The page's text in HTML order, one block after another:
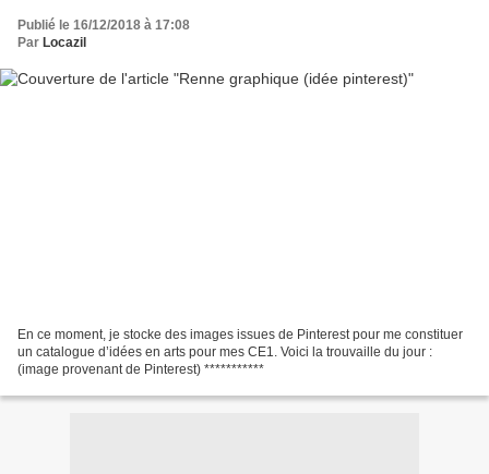
Publié le 16/12/2018 à 17:08
Par Locazil
En ce moment, je stocke des images issues de Pinterest pour me constituer
un catalogue d’idées en arts pour mes CE1. Voici la trouvaille du jour :
(image provenant de Pinterest) ***********